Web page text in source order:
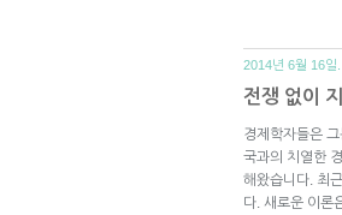
2014년 6월 16일.
전쟁 없이
경제학자들은
국과의 치열한
해왔습니다. 최
다. 새로운 이론